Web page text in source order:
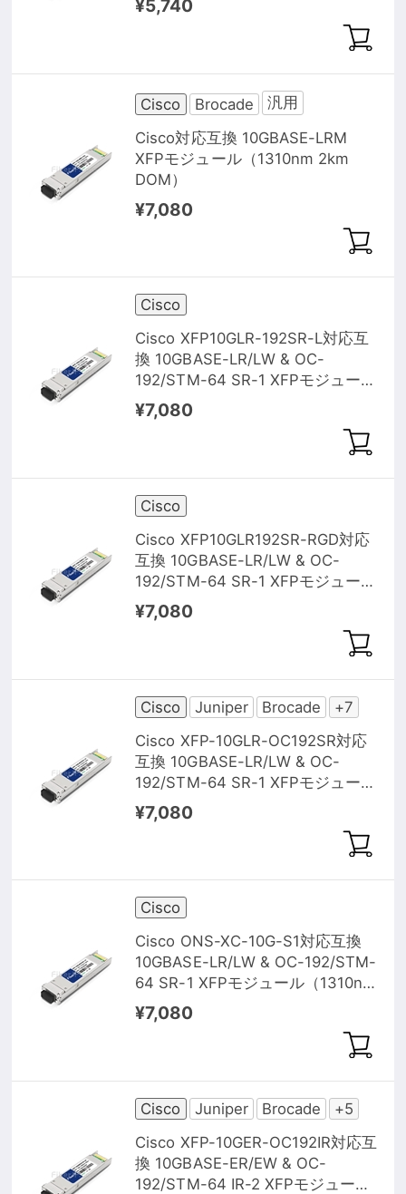
¥5,740
Cisco Brocade
汎用
Cisco対応互換 10GBASE-LRM
XFPモジュール（1310nm 2km
DOM）
¥7,080
Cisco
Cisco XFP10GLR-192SR-L対応互
換 10GBASE-LR/LW & OC-
192/STM-64 SR-1 XFPモジュール
（1310nm 10km DOM）
¥7,080
Cisco
Cisco XFP10GLR192SR-RGD対応
互換 10GBASE-LR/LW & OC-
192/STM-64 SR-1 XFPモジュール
（1310nm 10km IND DOM）
¥7,080
Cisco Juniper Brocade
+7
Cisco XFP-10GLR-OC192SR対応
互換 10GBASE-LR/LW & OC-
192/STM-64 SR-1 XFPモジュール
（1310nm 10km DOM）
¥7,080
Cisco
Cisco ONS-XC-10G-S1対応互換
10GBASE-LR/LW & OC-192/STM-
64 SR-1 XFPモジュール（1310nm
10km DOM）
¥7,080
Cisco Juniper Brocade
+5
Cisco XFP-10GER-OC192IR対応互
換 10GBASE-ER/EW & OC-
192/STM-64 IR-2 XFPモジュール